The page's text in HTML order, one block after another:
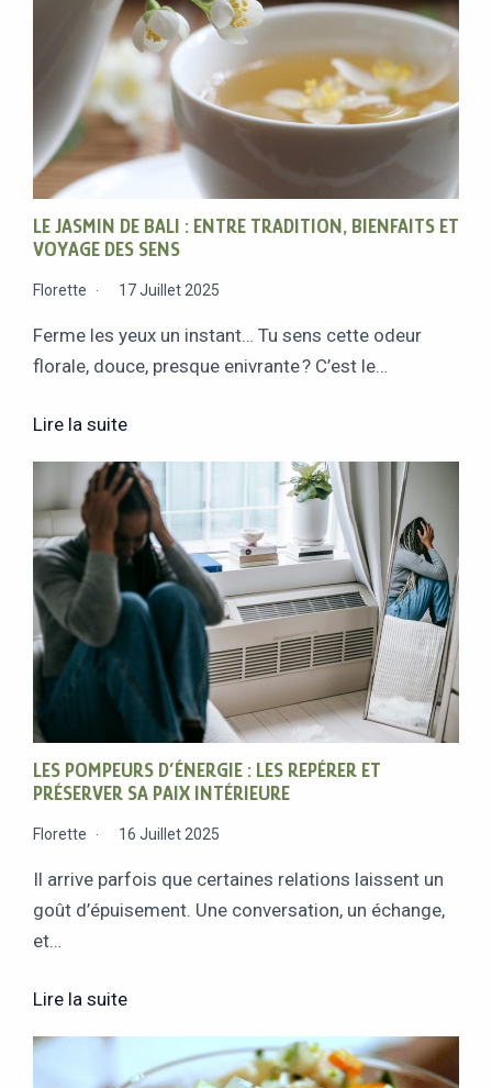
LE JASMIN DE BALI : ENTRE TRADITION, BIENFAITS ET
VOYAGE DES SENS
Florette 17 Juillet 2025
Ferme les yeux un instant… Tu sens cette odeur
florale, douce, presque enivrante ? C’est le…
Lire la suite
LES POMPEURS D’ÉNERGIE : LES REPÉRER ET
PRÉSERVER SA PAIX INTÉRIEURE
Florette 16 Juillet 2025
Il arrive parfois que certaines relations laissent un
goût d’épuisement. Une conversation, un échange,
et…
Lire la suite